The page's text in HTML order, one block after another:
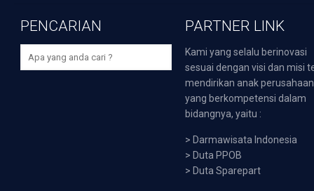
PENCARIAN PARTNER LINK
Kami yang selalu berinovasi
sesuai dengan visi dan misi
mendirikan anak perusahaan
yang berkompetensi dalam
bidangnya, yaitu :
> Darmawisata Indonesia
> Duta PPOB
> Duta Sparepart